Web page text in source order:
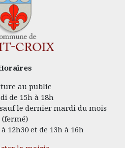
au public
de 15h à 18h
le dernier mardi du mois
(fermé)
12h30 et de 13h à 16h